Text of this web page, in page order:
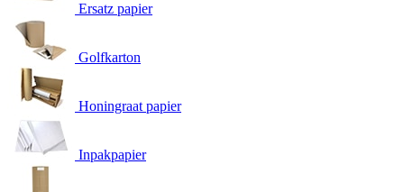
Ersatz papier
Golfkarton
Honingraat papier
Inpakpapier